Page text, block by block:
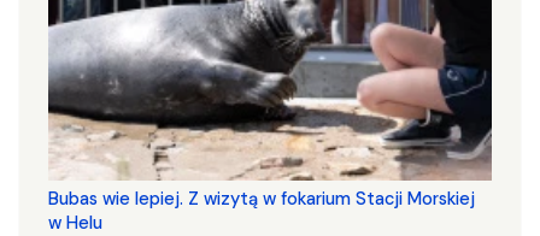
Bubas wie lepiej. Z wizytą w fokarium Stacji Morskiej
w Helu